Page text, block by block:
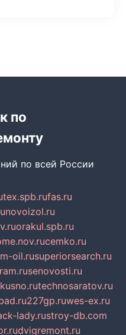
по
по всей России
fas.ru
novoizol.ru
orakul.spb.ru
cemko.ru
oil.rusuperiorsearch.ru
senovosti.ru
technosaratov.ru
227gp.ruwes-ex.ru
lady.rustroy-db.com
dvigremont.ru